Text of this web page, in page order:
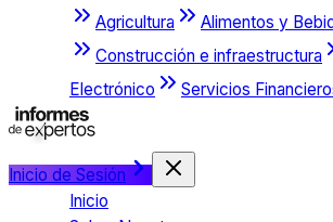
Agricultura
Alimentos y
Construcción e infraestructura
Electrónico
Servicios
Inicio de Sesión
Inicio